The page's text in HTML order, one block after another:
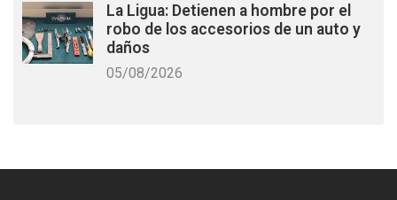
La Ligua: Detienen a hombre por el
robo de los accesorios de un auto y
daños
05/08/2026